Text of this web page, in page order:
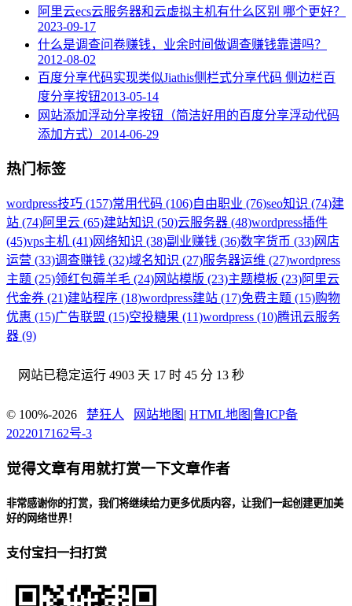
阿里云ecs云服务器和云虚拟主机有什么区别 哪个更好？
2023-09-17
什么是调查问卷赚钱，业余时间做调查赚钱靠谱吗？
2012-08-02
百度分享代码实现类似Jiathis侧栏式分享代码 侧边栏百
度分享按钮2013-05-14
网站添加浮动分享按钮（简洁好用的百度分享浮动代码
添加方式） 2014-06-29
热门标签
wordpress技巧 (157)常用代码 (106)自由职业 (76)seo知识 (74)建
站 (74)阿里云 (65)建站知识 (50)云服务器 (48)wordpress插件
(45)vps主机 (41)网络知识 (38)副业赚钱 (36)数字货币 (33)网店
运营 (33)调查赚钱 (32)域名知识 (27)服务器运维 (27)wordpress
主题 (25)领红包薅羊毛 (24)网站模版 (23)主题模板 (23)阿里云
代金券 (21)建站程序 (18)wordpress建站 (17)免费主题 (15)购物
优惠 (15)广告联盟 (15)空投糖果 (11)wordpress (10)腾讯云服务
器 (9)
网站已稳定运行 4903 天 17 时 45 分 13 秒
© 100%-2026 楚狂人 网站地图 | HTML地图 |鲁ICP备
2022017162号-3
觉得文章有用就打赏一下文章作者
非常感谢你的打赏，我们将继续给力更多优质内容，让我们一起创建更加美
好的网络世界！
支付宝扫一扫打赏